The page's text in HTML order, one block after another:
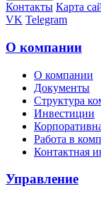
Контакты Карта
VK Telegram
О компании
О компании
Документы
Структура
Инвестиции
Работа в
Контактная
Управление